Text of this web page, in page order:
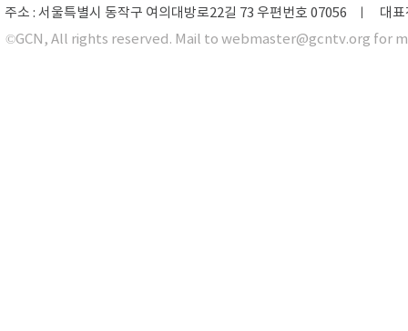
주소 : 서울특별시 동작구 여의대방로22길 73 우편번호 07056 ㅣ 대
©GCN, All rights reserved. Mail to webmaster@gcntv.org for